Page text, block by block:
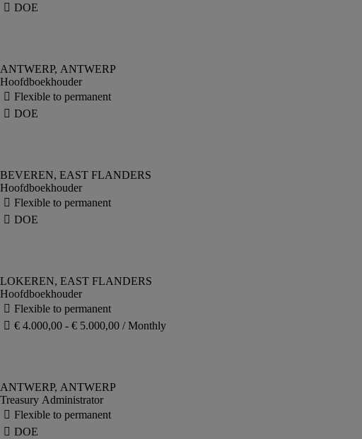
Hoofdboekhouder
Hoofdboekhouder
Hoofdboekhouder
Treasury Administrator